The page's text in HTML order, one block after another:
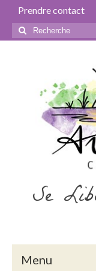
Prendre contact
Rechercher
:
Se
Menu